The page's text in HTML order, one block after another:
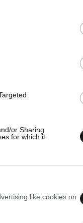
or Sharing
for which it
like cookies on
εκεί
άνδρες του
που
το «κλειδί»